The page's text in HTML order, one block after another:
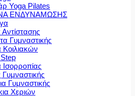
Yoga Pilates
ΕΝΔΥΝΑΜΩΣΗΣ
Γυμναστικής
Γυμναστικής
Χεριών